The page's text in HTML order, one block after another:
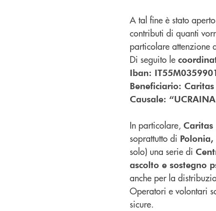
A tal fine è stato
contributi di quanti
particolare attenzione
Di seguito le
Iban:
Beneficiario:
Causale:
In particolare,
soprattutto di
solo) una serie di
ascolto e sostegno
anche per la
Operatori e volontari
sicure.